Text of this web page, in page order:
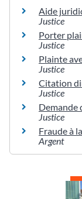
Aide
Justice
Porter
Justice
Plainte
Justice
Citation
Justice
Demande
Justice
Fraude à
Argent